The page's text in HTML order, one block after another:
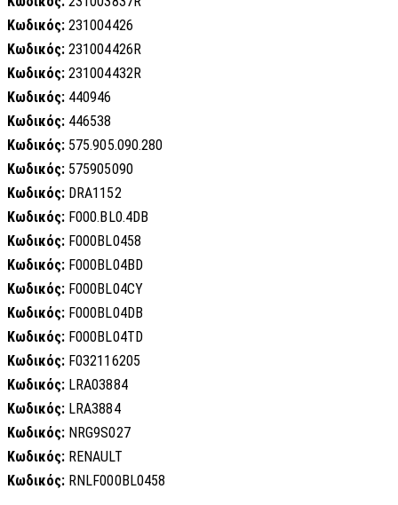
Κωδικός: 231004426
Κωδικός: 231004426R
Κωδικός: 231004432R
Κωδικός: 440946
Κωδικός: 446538
Κωδικός: 575.905.090.280
Κωδικός: 575905090
Κωδικός: DRA1152
Κωδικός: F000.BL0.4DB
Κωδικός: F000BL0458
Κωδικός: F000BL04BD
Κωδικός: F000BL04CY
Κωδικός: F000BL04DB
Κωδικός: F000BL04TD
Κωδικός: F032116205
Κωδικός: LRA03884
Κωδικός: LRA3884
Κωδικός: NRG9S027
Κωδικός: RENAULT
Κωδικός: RNLF000BL0458